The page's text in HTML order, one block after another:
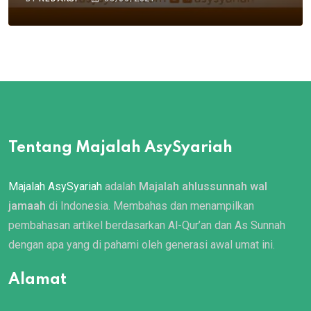
Tentang Majalah AsySyariah
Majalah AsySyariah adalah Majalah ahlussunnah wal
jamaah di Indonesia. Membahas dan menampilkan
pembahasan artikel berdasarkan Al-Qur’an dan As Sunnah
dengan apa yang di pahami oleh generasi awal umat ini.
Alamat